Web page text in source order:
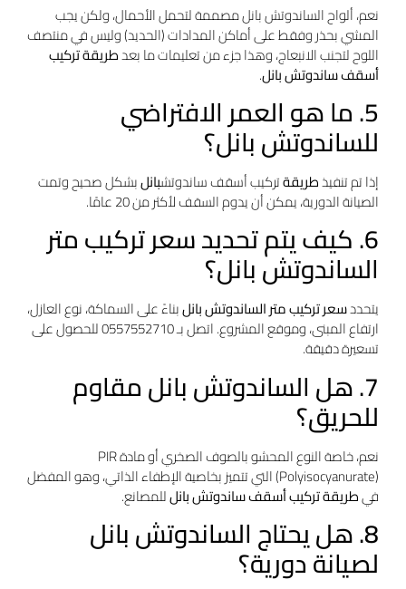
نعم، ألواح الساندوتش بانل مصممة لتحمل الأحمال، ولكن يجب
المشي بحذر وفقط على أماكن المدادات (الحديد) وليس في منتصف
اللوح لتجنب الانبعاج، وهذا جزء من تعليمات ما بعدطريقة تركيب
أسقف ساندوتش بانل.
5. ما هو العمر الافتراضي
للساندوتش بانل؟
إذا تم تنفيذطريقةتركيب أسقف ساندوتشبانلبشكل صحيح وتمت
الصيانة الدورية، يمكن أن يدوم السقف لأكثر من 20 عامًا.
6. كيف يتم تحديد سعر تركيب متر
الساندوتش بانل؟
يتحددسعر تركيب متر الساندوتش بانلبناءً على السماكة، نوع العازل،
ارتفاع المبنى، وموقع المشروع. اتصل بـ 0557552710 للحصول على
تسعيرة دقيقة.
7. هل الساندوتش بانل مقاوم
للحريق؟
نعم، خاصة النوع المحشو بالصوف الصخري أو مادة PIR
(Polyisocyanurate) التي تتميز بخاصية الإطفاء الذاتي، وهو المفضل
فيطريقة تركيب أسقف ساندوتش بانلللمصانع.
8. هل يحتاج الساندوتش بانل
لصيانة دورية؟